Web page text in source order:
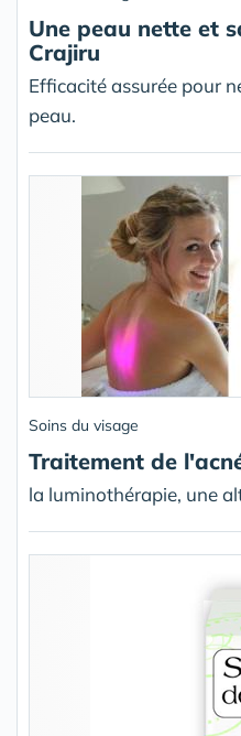
Une peau nette et
Crajiru
Efficacité assurée pour
peau.
Soins du visage
Traitement de
la luminothérapie, une